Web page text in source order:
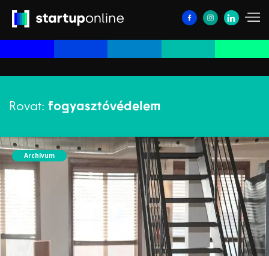
Rovat: fogyasztóvédelem
Archívum